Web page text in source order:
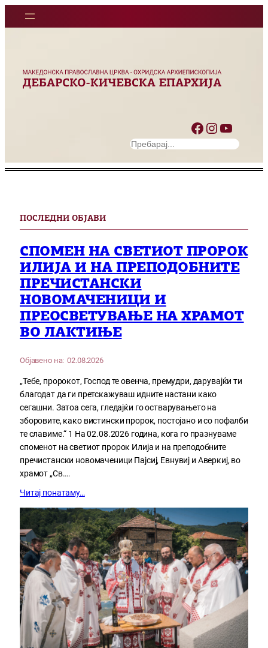
Facebook Instagram YouTube
S
a
ПОСЛЕДНИ ОБЈАВИ
СПОМЕН НА СВЕТИОТ ПРОРОК
ИЛИЈА И НА ПРЕПОДОБНИТЕ
ПРЕЧИСТАНСКИ
НОВОМАЧЕНИЦИ И
ПРЕОСВЕТУВАЊЕ НА ХРАМОТ
ВО ЛАКТИЊЕ
Објавено на: 02.08.2026
„Тебе, пророкот, Господ те овенча, премудри, дарувајќи ти
благодат да ги претскажуваш идните настани како
сегашни. Затоа сега, гледајќи го остварувањето на
зборовите, како вистински пророк, постојано и со пофалби
те славиме.“ 1 На 02.08.2026 година, кога го празнуваме
споменот на светиот пророк Илија и на преподобните
пречистански новомаченици Пајсиј, Евнувиј и Аверкиј, во
храмот „Св.…
Читај понатаму…